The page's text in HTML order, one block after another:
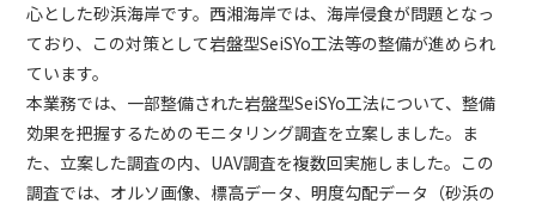
心とした砂浜海岸です。西湘海岸では、海岸侵食が問題となっ
ており、この対策として岩盤型SeiSYo工法等の整備が進められ
ています。
本業務では、一部整備された岩盤型SeiSYo工法について、整備
効果を把握するためのモニタリング調査を立案しました。ま
た、立案した調査の内、UAV調査を複数回実施しました。この
調査では、オルソ画像、標高データ、明度勾配データ（砂浜の